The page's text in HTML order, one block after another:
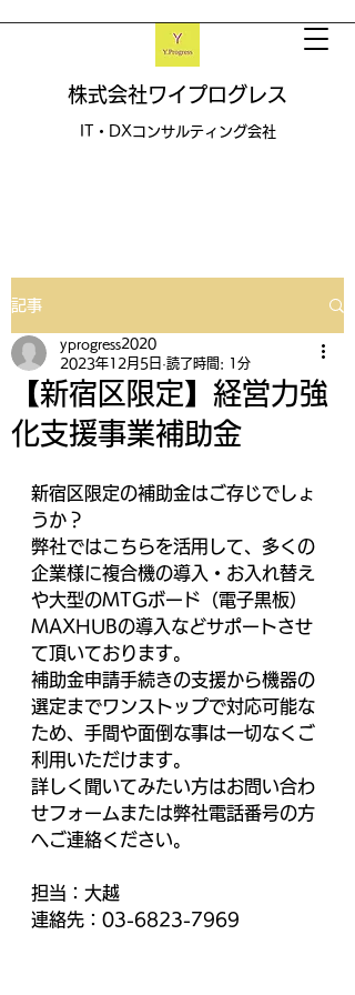
​株式会社ワイプログレス
IT・DXコンサルティング会社
記事
【新宿区限定】経営力強
化支援事業補助金
yprogress2020
2023年12月5日 読了時間: 1分
新宿区限定の補助金はご存じでしょ
うか？
弊社ではこちらを活用して、多くの
企業様に複合機の導入・お入れ替え
や大型のMTGボード（電子黒板）
MAXHUBの導入などサポートさせ
て頂いております。
補助金申請手続きの支援から機器の
選定までワンストップで対応可能な
ため、手間や面倒な事は一切なくご
利用いただけます。
詳しく聞いてみたい方はお問い合わ
せフォームまたは弊社電話番号の方
へご連絡ください。
担当：大越
連絡先：03-6823-7969